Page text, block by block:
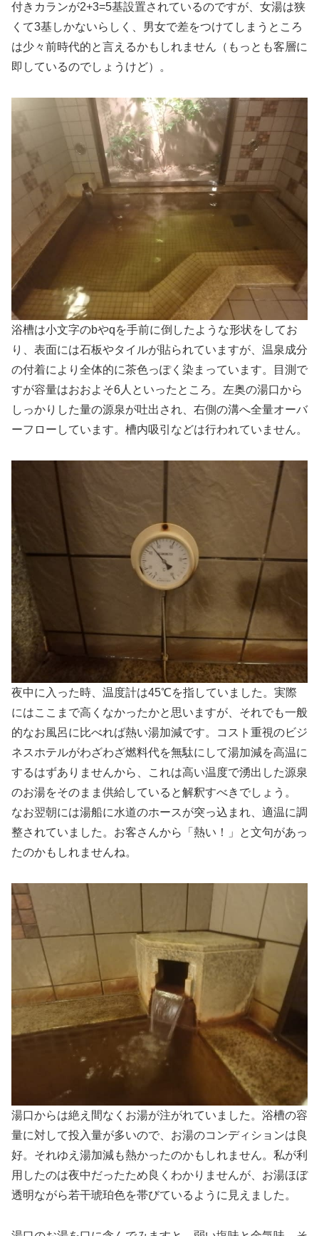
付きカランが2+3=5基設置されているのですが、女湯は狭
くて3基しかないらしく、男女で差をつけてしまうところ
は少々前時代的と言えるかもしれません（もっとも客層に
即しているのでしょうけど）。
浴槽は小文字のbやqを手前に倒したような形状をしてお
り、表面には石板やタイルが貼られていますが、温泉成分
の付着により全体的に茶色っぽく染まっています。目測で
すが容量はおおよそ6人といったところ。左奥の湯口から
しっかりした量の源泉が吐出され、右側の溝へ全量オーバ
ーフローしています。槽内吸引などは行われていません。
夜中に入った時、温度計は45℃を指していました。実際
にはここまで高くなかったかと思いますが、それでも一般
的なお風呂に比べれば熱い湯加減です。コスト重視のビジ
ネスホテルがわざわざ燃料代を無駄にして湯加減を高温に
するはずありませんから、これは高い温度で湧出した源泉
のお湯をそのまま供給していると解釈すべきでしょう。
なお翌朝には湯船に水道のホースが突っ込まれ、適温に調
整されていました。お客さんから「熱い！」と文句があっ
たのかもしれませんね。
湯口からは絶え間なくお湯が注がれていました。浴槽の容
量に対して投入量が多いので、お湯のコンディションは良
好。それゆえ湯加減も熱かったのかもしれません。私が利
用したのは夜中だったため良くわかりませんが、お湯ほぼ
透明ながら若干琥珀色を帯びているように見えました。